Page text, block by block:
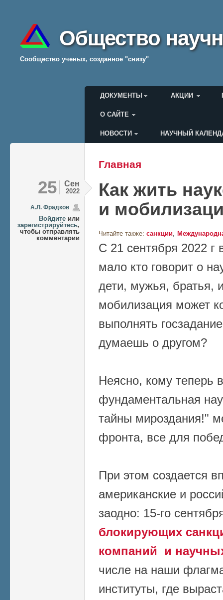
Общество
Cообщество ученых, созданное "снизу"
Главное меню
ДОКУМЕНТЫ АКЦИИ
О САЙТЕ
Меню пользователя
НОВОСТИ НАУЧНЫЙ
Вы здесь
Главная
25 Сен
2022
А.Л. Фрадков
Войдите или
зарегистрируйтесь,
чтобы отправлять
комментарии
Как жить
и
Читайте также: санкции
С 21 сентября 2022 г
мало кто говорит о
дети, мужья, братья,
мобилизация может
выполнять
думаешь о другом?
Неясно, кому теперь
фундаментальная
тайны мироздания!"
фронта, все для
При этом создается
американские и
заодно: 15-го
блокирующих
компаний и
числе на наши
институты, где